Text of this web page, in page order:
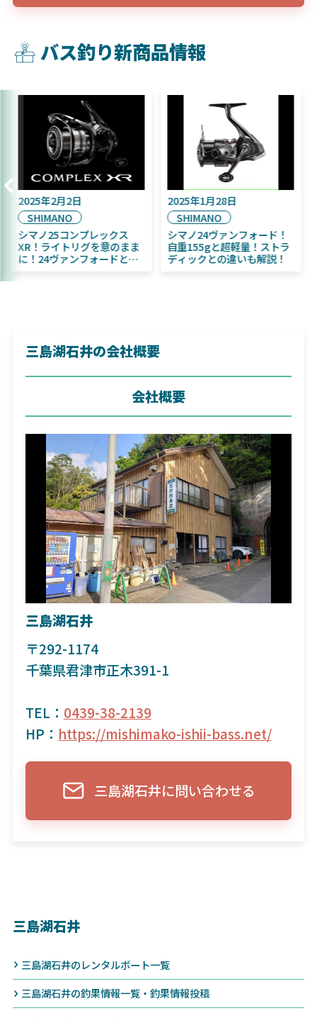
バス釣り新商品情報
2025年9月16日
DAIWA
2025年11月発売予定！
DAIWA ふく魚／ちびふく魚
はビッグベイト初心者にお
2025年2月2日
SHIMANO
シマノ25コンプレックス
XR！ライトリグを意のまま
に！24ヴァンフォードとの
三島湖石井の会社概要
会社概要
三島湖石井
〒292-1174
千葉県君津市正木391-1
TEL： 0439-38-2139
HP： https://mishimako-ishii-bass.net/
三島湖石井に問い合わせる
三島湖石井
三島湖石井のレンタルボート一覧
三島湖石井の釣果情報一覧・釣果情報投稿